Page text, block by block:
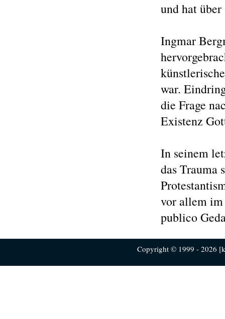
und hat
Ingmar
war.
die Frage
Existenz
In seinem
das Trauma
vor allem
publico
Copyright © 1999 - 2026